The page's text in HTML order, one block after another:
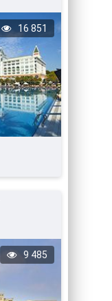
16 851
9 485